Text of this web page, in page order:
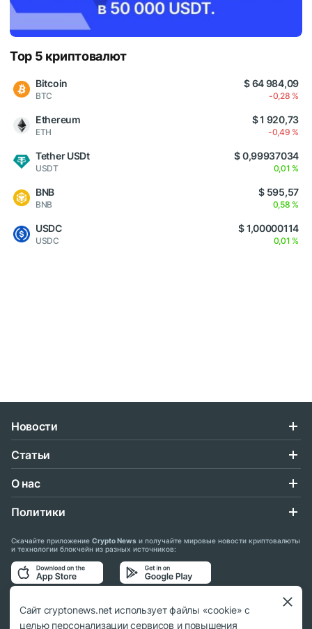
Top 5 криптовалют
Bitcoin
BTC
$ 64 984,09
-0,28 %
Ethereum
ETH
$ 1 920,73
-0,49 %
Tether USDt
USDT
$ 0,99937034
0,01 %
BNB
BNB
$ 595,57
0,58 %
USDC
USDC
$ 1,00000114
0,01 %
Новости
Статьи
О нас
Политики
Скачайте приложение Crypto News и получайте мировые новости криптовалюты
и технологии блокчейн из разных источников:
Подписывайтесь на нас в социальных сетях:
Сайт cryptonews.net использует файлы «cookie» с
целью персонализации сервисов и повышения